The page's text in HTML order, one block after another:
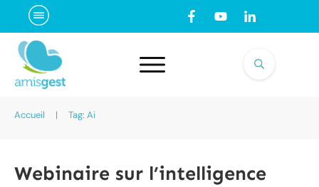
Accueil | Tag: Ai
Webinaire sur l’intelligence